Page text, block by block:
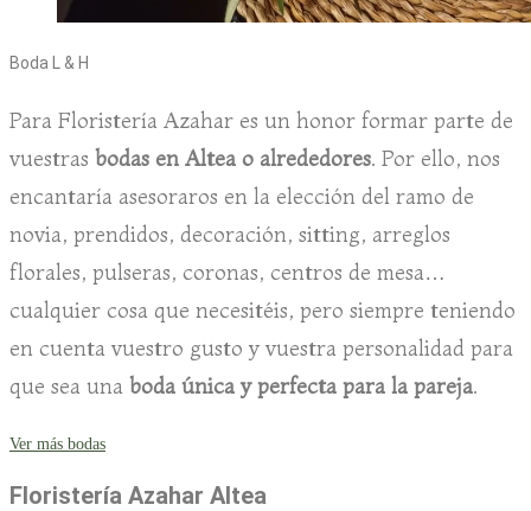
Boda L & H
Para Floristería Azahar es un honor formar parte de
vuestras bodas en Altea o alrededores. Por ello, nos
encantaría asesoraros en la elección del ramo de
novia, prendidos, decoración, sitting, arreglos
florales, pulseras, coronas, centros de mesa…
cualquier cosa que necesitéis, pero siempre teniendo
en cuenta vuestro gusto y vuestra personalidad para
que sea una boda única y perfecta para la pareja.
Ver más bodas
Floristería Azahar Altea